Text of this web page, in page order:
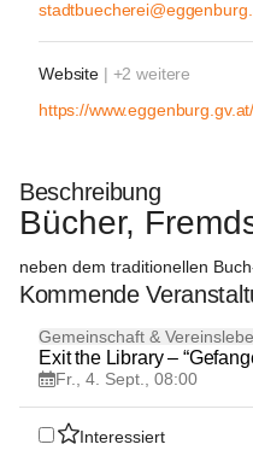
Website | +2 weitere
https://
Beschreibung
Bücher,
neben dem traditionellen
Kommende
4
SEP
Gemeinschaft &
Exit the Library –
Fr., 4. Sept., 08:00
Interessiert